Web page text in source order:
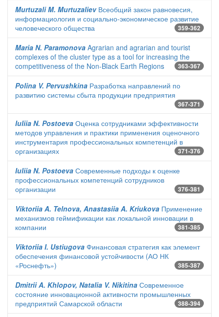
Murtuzali M. MurtuzalievВсеобщий закон равновесия,
информациология и социально-экономическое развитие
человеческого общества
359-362
Maria N. Paramonova Agrarian and agrarian and tourist
complexes of the cluster type as a tool for increasing the
competitiveness of the Non-Black Earth Regions
363-367
Polina V. Pervushkina Разработка направлений по
развитию системы сбыта продукции предприятия
367-371
Iuliia N. Postoeva Оценка сотрудниками эффективности
методов управления и практики применения оценочного
инструментария профессиональных компетенций в
организациях
371-376
Iuliia N. Postoeva Современные подходы к оценке
профессиональных компетенций сотрудников
организации
376-381
Viktoriia A. Telnova, Anastasiia A. Kriukova Применение
механизмов геймификации как локальной инновации в
компании
381-385
Viktoriia I. Ustiugova Финансовая стратегия как элемент
обеспечения финансовой устойчивости (АО НК
«Роснефть»)
385-387
Dmitrii A. Khlopov, Natalia V. Nikitina Современное
состояние инновационной активности промышленных
предприятий Самарской области
388-394